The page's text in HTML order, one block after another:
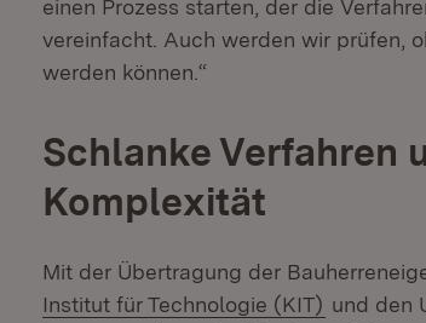
einen Prozess starten, der die
vereinfacht. Auch werden wir prüfen,
werden können.“
Schlanke Verfahren
Komplexität
Mit der Übertragung der
Institut für Technologie (KIT) (Öffnet
und den